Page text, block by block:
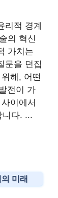
리적 경계
의 혁신
가치는
문을 던집
해, 어떤
전이 가
이에서
니다. ...
미래